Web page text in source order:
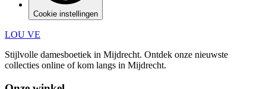
Cookie instellingen
LOU VE
Stijlvolle damesboetiek in Mijdrecht. Ontdek onze nieuwste
collecties online of kom langs in Mijdrecht.